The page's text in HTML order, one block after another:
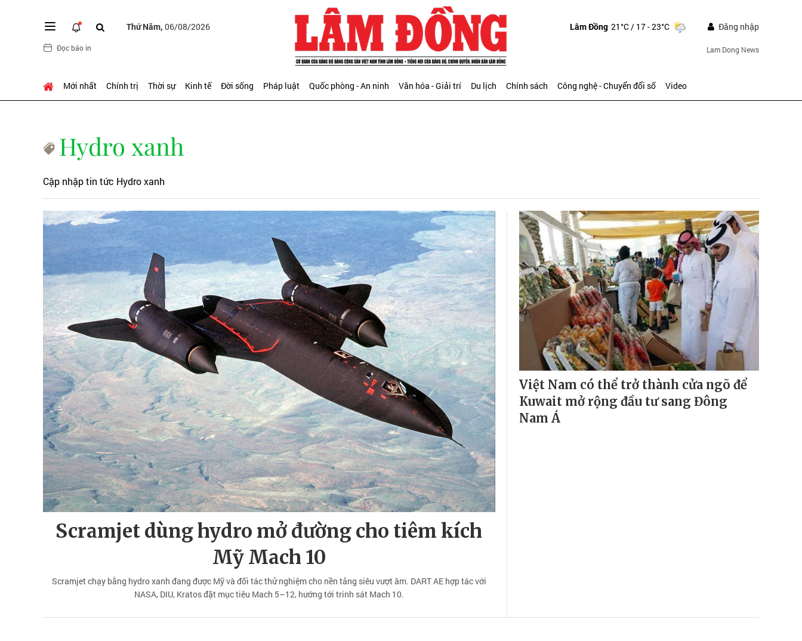
Thứ Năm, 06/08/2026
Đọc báo in
Lâm Đồng 21°C/ 17 - 23°C Đăng nhập
Lam Dong News
Mới nhất Chính trị Thời sự Kinh tế Đời sống Pháp luật Quốc phòng - An ninh Văn hóa - Giải trí Du lịch Chính sách Công nghệ - Chuyển đổi số Video
Hydro xanh
Cập nhập tin tức Hydro xanh
Scramjet dùng hydro mở đường cho tiêm kích
Mỹ Mach 10
Scramjet chạy bằng hydro xanh đang được Mỹ và đối tác thử nghiệm cho nền tảng siêu vượt âm. DART AE hợp tác với
NASA, DIU, Kratos đặt mục tiêu Mach 5–12, hướng tới trinh sát Mach 10.
Việt Nam có thể trở thành cửa ngõ để
Kuwait mở rộng đầu tư sang Đông
Nam Á